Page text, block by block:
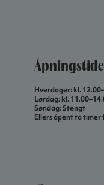
Hverdager: kl.
Lørdag: kl.
Søndag: Stengt
Ellers åpent to